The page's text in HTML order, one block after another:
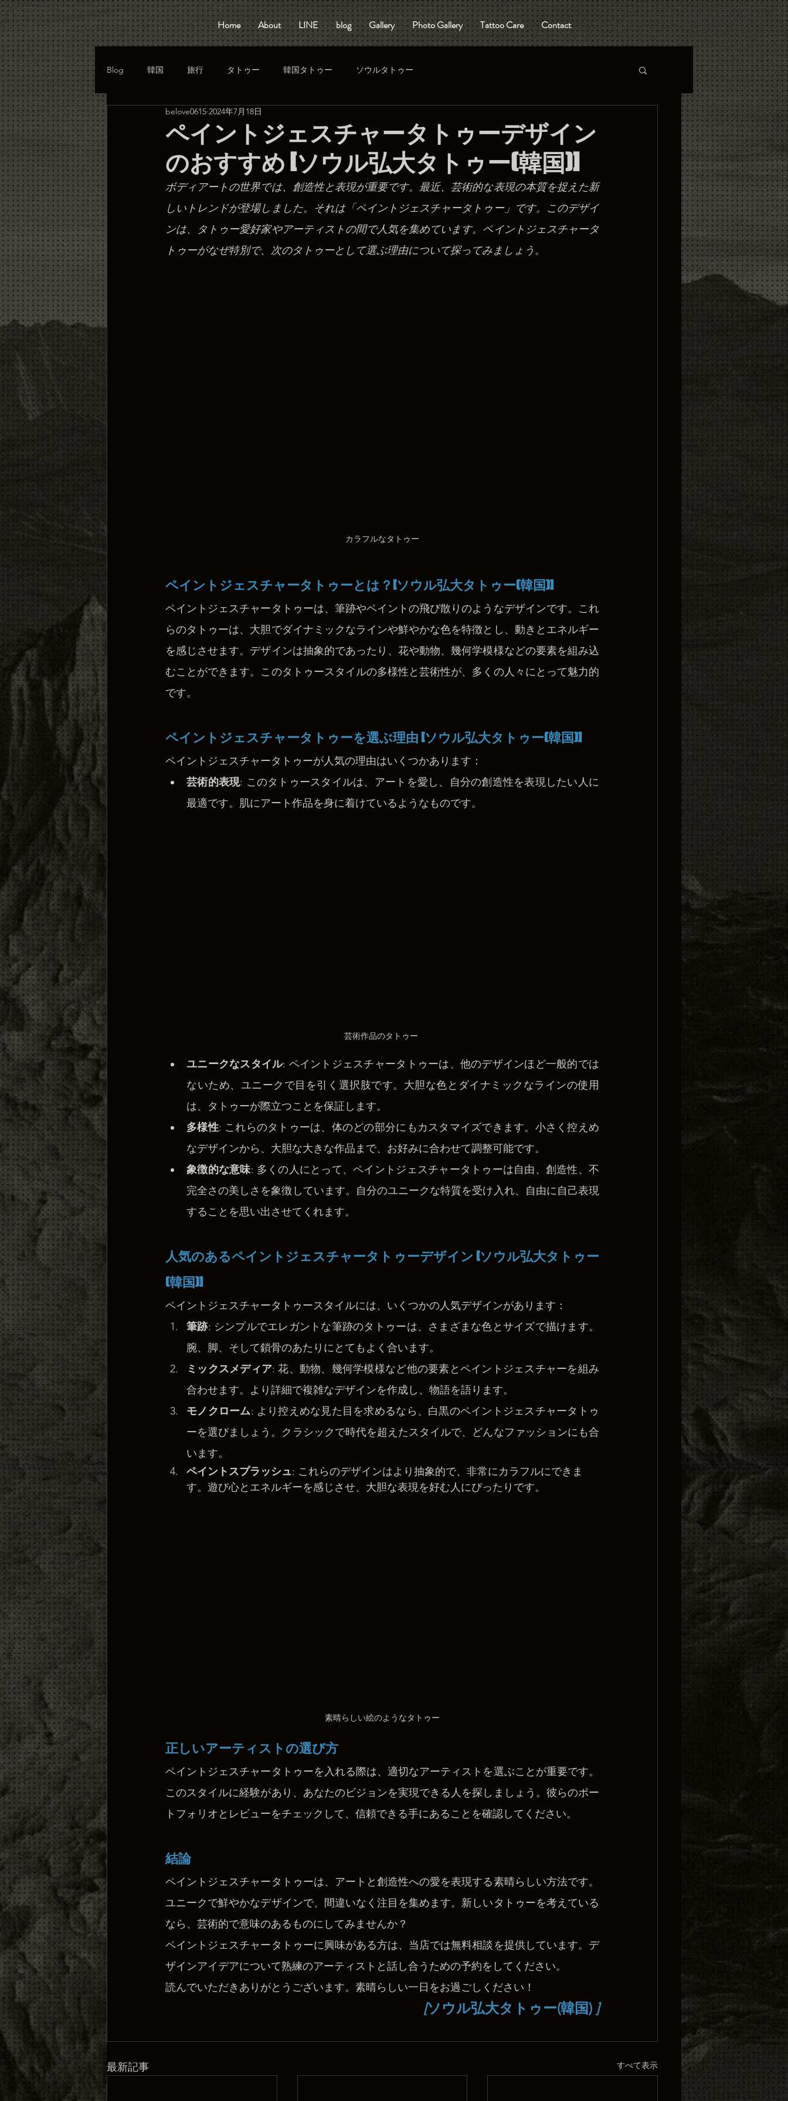
Home About LINE blog Gallery Photo Gallery Tattoo Care Contact
Blog 韓国 旅行 タトゥー 韓国タトゥー ソウルタトゥー
ペイントジェスチャータトゥーデザイン
のおすすめ [ソウル弘大タトゥー(韓国)]
belove0615 2024年7月18日
ボディアートの世界では、創造性と表現が重要です。最近、芸術的な表現の本質を捉えた新
しいトレンドが登場しました。それは「ペイントジェスチャータトゥー」です。このデザイ
ンは、タトゥー愛好家やアーティストの間で人気を集めています。ペイントジェスチャータ
トゥーがなぜ特別で、次のタトゥーとして選ぶ理由について探ってみましょう。
カラフルなタトゥー
ペイントジェスチャータトゥーとは？ [ソウル弘大タトゥー(韓国)]
ペイントジェスチャータトゥーは、筆跡やペイントの飛び散りのようなデザインです。これ
らのタトゥーは、大胆でダイナミックなラインや鮮やかな色を特徴とし、動きとエネルギー
を感じさせます。デザインは抽象的であったり、花や動物、幾何学模様などの要素を組み込
むことができます。このタトゥースタイルの多様性と芸術性が、多くの人々にとって魅力的
です。
ペイントジェスチャータトゥーを選ぶ理由 [ソウル弘大タトゥー(韓国)]
ペイントジェスチャータトゥーが人気の理由はいくつかあります：
芸術的表現: このタトゥースタイルは、アートを愛し、自分の創造性を表現したい人に
最適です。肌にアート作品を身に着けているようなものです。
芸術作品のタトゥー
ユニークなスタイル: ペイントジェスチャータトゥーは、他のデザインほど一般的では
ないため、ユニークで目を引く選択肢です。大胆な色とダイナミックなラインの使用
は、タトゥーが際立つことを保証します。
多様性: これらのタトゥーは、体のどの部分にもカスタマイズできます。小さく控えめ
なデザインから、大胆な大きな作品まで、お好みに合わせて調整可能です。
象徴的な意味: 多くの人にとって、ペイントジェスチャータトゥーは自由、創造性、不
完全さの美しさを象徴しています。自分のユニークな特質を受け入れ、自由に自己表現
することを思い出させてくれます。
人気のあるペイントジェスチャータトゥーデザイン [ソウル弘大タトゥー
(韓国)]
ペイントジェスチャータトゥースタイルには、いくつかの人気デザインがあります：
筆跡: シンプルでエレガントな筆跡のタトゥーは、さまざまな色とサイズで描けます。
腕、脚、そして鎖骨のあたりにとてもよく合います。
ミックスメディア: 花、動物、幾何学模様など他の要素とペイントジェスチャーを組み
合わせます。より詳細で複雑なデザインを作成し、物語を語ります。
モノクローム: より控えめな見た目を求めるなら、白黒のペイントジェスチャータトゥ
ーを選びましょう。クラシックで時代を超えたスタイルで、どんなファッションにも合
います。
ペイントスプラッシュ: これらのデザインはより抽象的で、非常にカラフルにできま
す。遊び心とエネルギーを感じさせ、大胆な表現を好む人にぴったりです。
素晴らしい絵のようなタトゥー
正しいアーティストの選び方
ペイントジェスチャータトゥーを入れる際は、適切なアーティストを選ぶことが重要です。
このスタイルに経験があり、あなたのビジョンを実現できる人を探しましょう。彼らのポー
トフォリオとレビューをチェックして、信頼できる手にあることを確認してください。
結論
ペイントジェスチャータトゥーは、アートと創造性への愛を表現する素晴らしい方法です。
ユニークで鮮やかなデザインで、間違いなく注目を集めます。新しいタトゥーを考えている
なら、芸術的で意味のあるものにしてみませんか？
ペイントジェスチャータトゥーに興味がある方は、当店では無料相談を提供しています。デ
ザインアイデアについて熟練のアーティストと話し合うための予約をしてください。
読んでいただきありがとうございます。素晴らしい一日をお過ごしください！
[ソウル弘大タトゥー(韓国) ]
最新記事 すべて表示